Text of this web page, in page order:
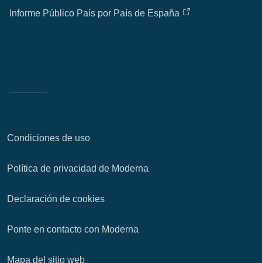
Informe Público País por País de España
Condiciones de uso
Política de privacidad de Moderna
Declaración de cookies
Ponte en contacto con Moderna
Mapa del sitio web